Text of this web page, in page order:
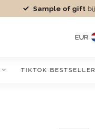
Sample of gift
EUR
TIKTOK